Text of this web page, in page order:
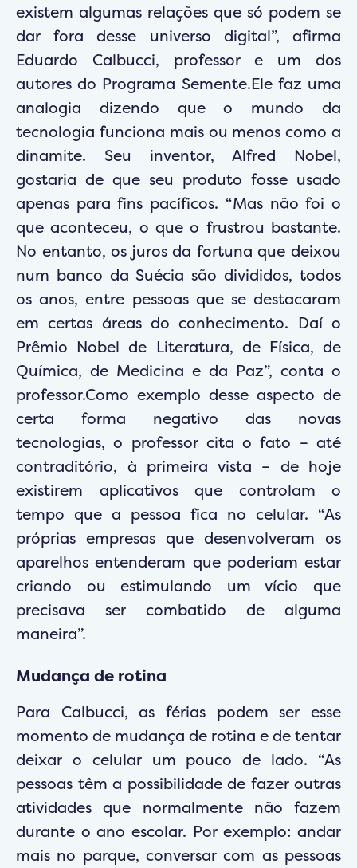
existem algumas relações que só podem se
dar fora desse universo digital”, afirma
Eduardo Calbucci, professor e um dos
autores do Programa Semente.Ele faz uma
analogia dizendo que o mundo da
tecnologia funciona mais ou menos como a
dinamite. Seu inventor, Alfred Nobel,
gostaria de que seu produto fosse usado
apenas para fins pacíficos. “Mas não foi o
que aconteceu, o que o frustrou bastante.
No entanto, os juros da fortuna que deixou
num banco da Suécia são divididos, todos
os anos, entre pessoas que se destacaram
em certas áreas do conhecimento. Daí o
Prêmio Nobel de Literatura, de Física, de
Química, de Medicina e da Paz”, conta o
professor.Como exemplo desse aspecto de
certa forma negativo das novas
tecnologias, o professor cita o fato – até
contraditório, à primeira vista – de hoje
existirem aplicativos que controlam o
tempo que a pessoa fica no celular. “As
próprias empresas que desenvolveram os
aparelhos entenderam que poderiam estar
criando ou estimulando um vício que
precisava ser combatido de alguma
maneira”.
Mudança de rotina
Para Calbucci, as férias podem ser esse
momento de mudança de rotina e de tentar
deixar o celular um pouco de lado. “As
pessoas têm a possibilidade de fazer outras
atividades que normalmente não fazem
durante o ano escolar. Por exemplo: andar
mais no parque, conversar com as pessoas